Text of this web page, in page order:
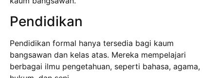
Pendidikan
Pendidikan formal hanya tersedia bagi kaum
bangsawan dan kelas atas. Mereka mempelajari
berbagai ilmu pengetahuan, seperti bahasa, agama,